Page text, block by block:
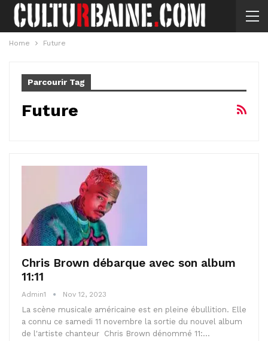
Home Future
Parcourir Tag
Future
Chris Brown débarque avec son album
11:11
Admin1 Nov 12, 2023
La scène musicale américaine est en pleine ébullition. Elle
a connu ce samedi 11 novembre la sortie du nouvel album
de l'artiste chanteur Chris Brown dénommé 11:…